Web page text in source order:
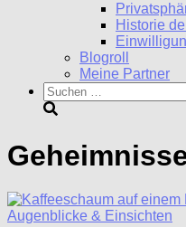
Historie
Blogroll
Meine Partner
Suchen
nach:
Augenblicke & Einsichten